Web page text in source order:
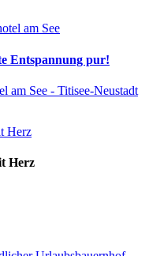
Entspannung pur!
am See - Titisee-Neustadt
Herz